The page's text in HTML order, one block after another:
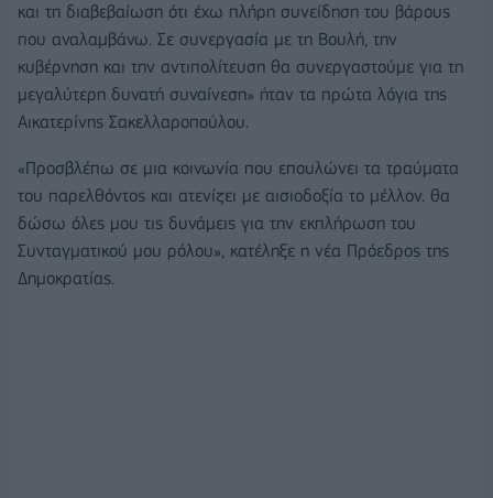
και τη διαβεβαίωση ότι έχω πλήρη συνείδηση του βάρους
που αναλαμβάνω. Σε συνεργασία με τη Βουλή, την
κυβέρνηση και την αντιπολίτευση θα συνεργαστούμε για τη
μεγαλύτερη δυνατή συναίνεση» ήταν τα πρώτα λόγια της
Αικατερίνης Σακελλαροπούλου.
«Προσβλέπω σε μια κοινωνία που επουλώνει τα τραύματα
του παρελθόντος και ατενίζει με αισιοδοξία το μέλλον. θα
δώσω όλες μου τις δυνάμεις για την εκπλήρωση του
Συνταγματικού μου ρόλου», κατέληξε η νέα Πρόεδρος της
Δημοκρατίας.